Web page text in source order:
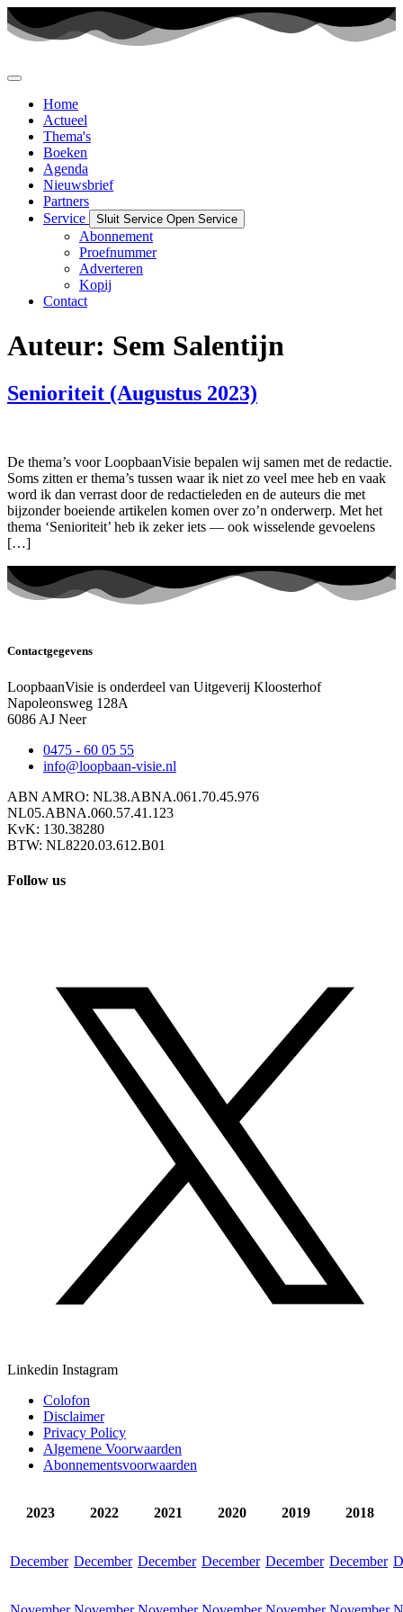
Ga
naar
Home
Actueel
Thema's
Boeken
Agenda
Nieuwsbrief
Partners
Service
Sluit Service Open Service
Abonnement
Proefnummer
Adverteren
Kopij
Contact
Auteur: Sem Salentijn
Senioriteit (Augustus 2023)
De thema’s voor LoopbaanVisie bepalen wij samen met de redactie.
Soms zitten er thema’s tussen waar ik niet zo veel mee heb en vaak
word ik dan verrast door de redactieleden en de auteurs die met
bijzonder boeiende artikelen komen over zo’n onderwerp. Met het
thema ‘Senioriteit’ heb ik zeker iets — ook wisselende gevoelens
[…]
Contactgegevens
LoopbaanVisie is onderdeel van Uitgeverij Kloosterhof
Napoleonsweg 128A
6086 AJ Neer
0475 - 60 05 55
info@loopbaan-visie.nl
ABN AMRO: NL38.ABNA.061.70.45.976
NL05.ABNA.060.57.41.123
KvK: 130.38280
BTW: NL8220.03.612.B01
Follow us
Linkedin Instagram
Colofon
Disclaimer
Privacy Policy
Algemene Voorwaarden
Abonnementsvoorwaarden
2023 2022 2021 2020 2019 2018
December December December December December December